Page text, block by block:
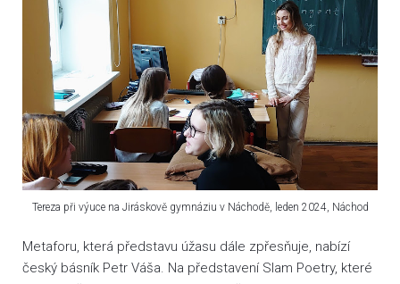
Tereza při výuce na Jiráskově gymnáziu v Náchodě, leden 2024, Náchod
Metaforu, která představu úžasu dále zpřesňuje, nabízí
český básník Petr Váša. Na představení Slam Poetry, které